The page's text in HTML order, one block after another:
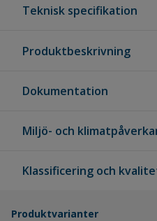
Teknisk specifikation
Produktbeskrivning
Dokumentation
Miljö- och
Klassificering och
Produktvarianter